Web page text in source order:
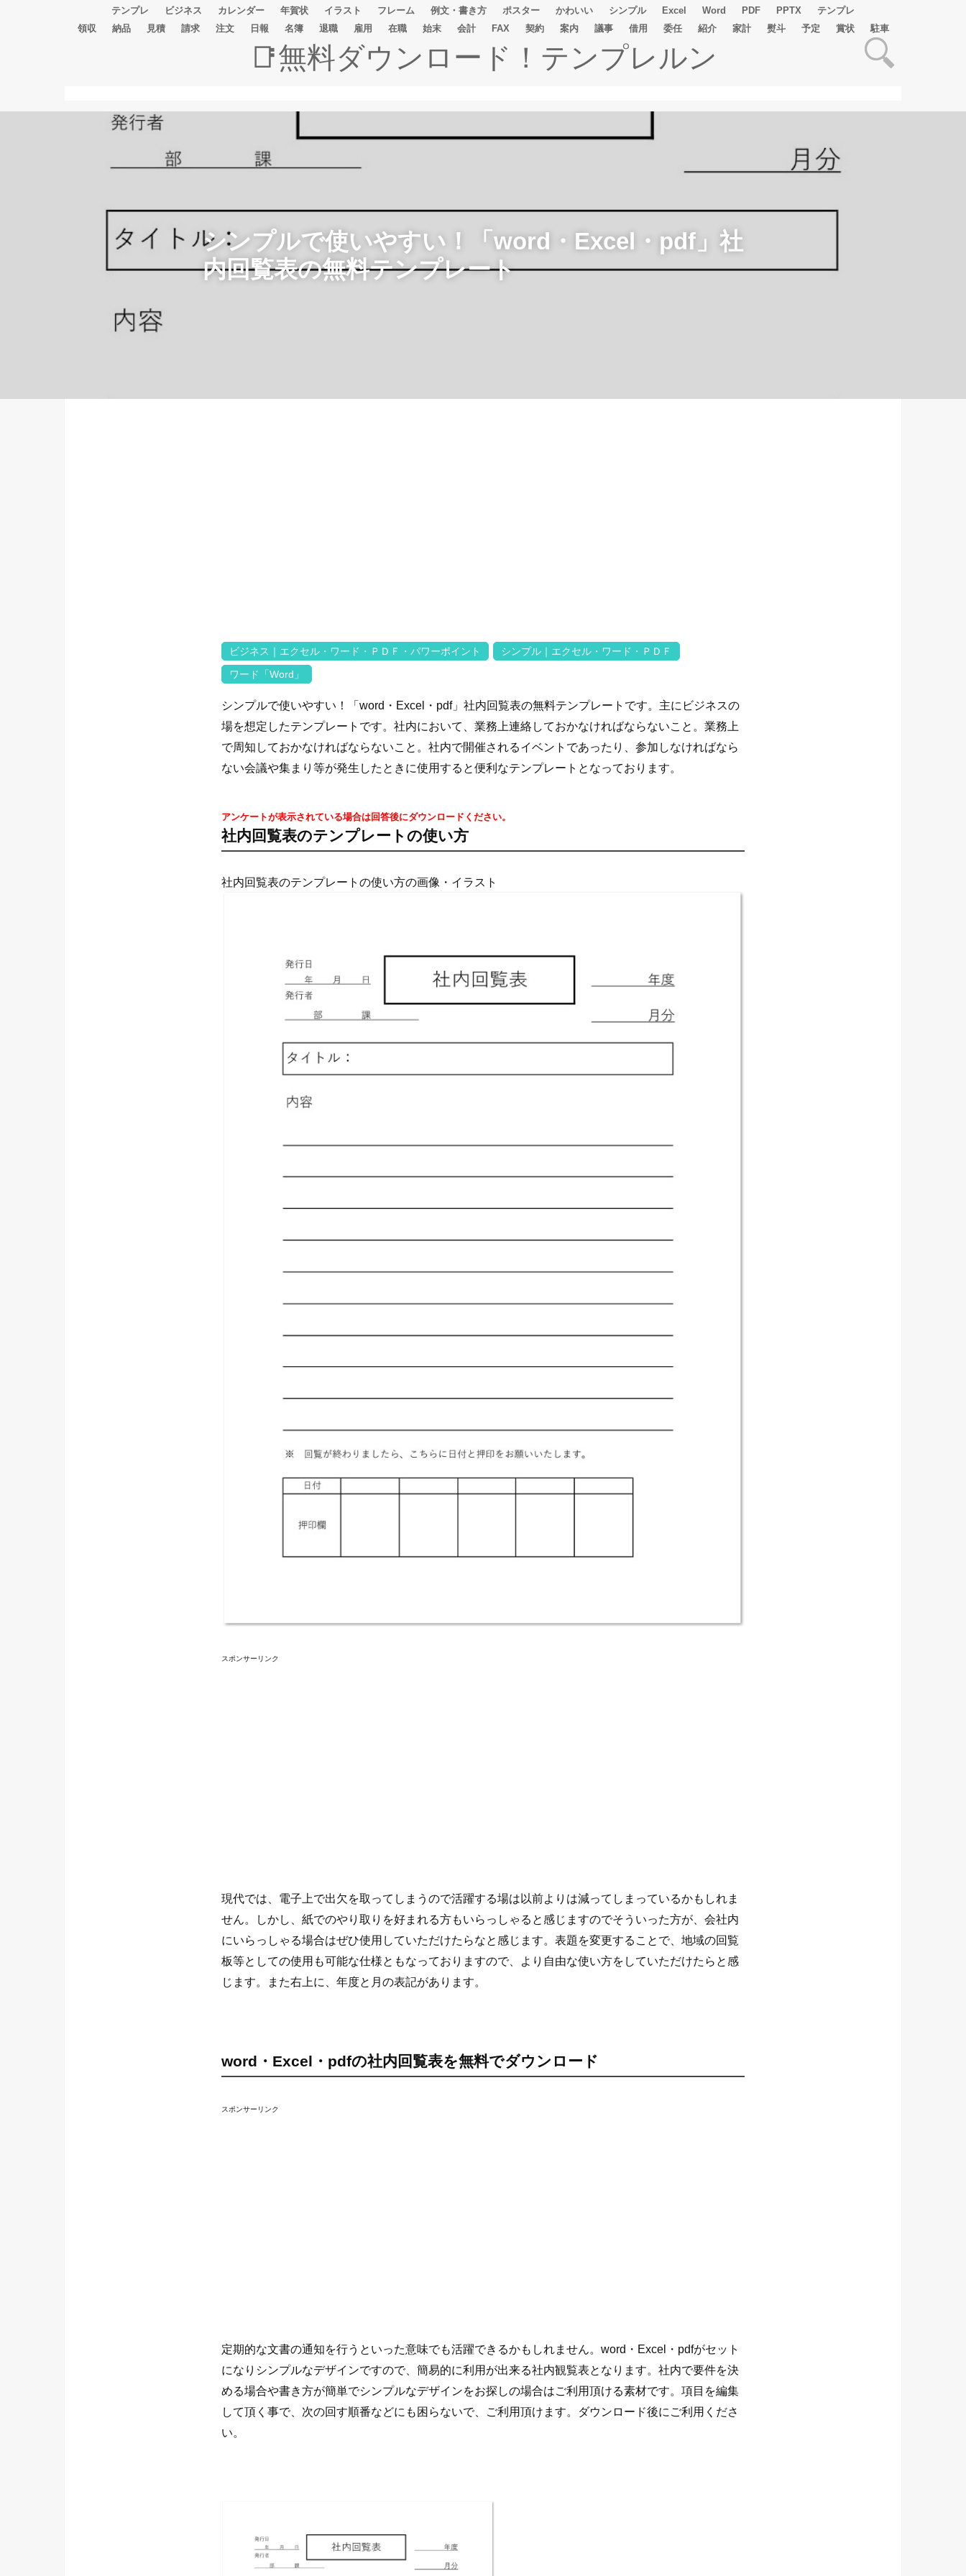
テンプレ ビジネス カレンダー 年賀状 イラスト フレーム 例文・書き方 ポスター かわいい シンプル Excel Word PDF PPTX
テンプレ
領収
納品 見積 請求 注文 日報 名簿 退職 雇用 在職 始末 会計 FAX 契約 案内 議事 借用 委任 紹介 家計 熨斗 予定 賞状 駐車
📑無料ダウンロード！テンプレルン
シンプルで使いやすい！「word・Excel・pdf」社
内回覧表の無料テンプレート
ビジネス｜エクセル・ワード・ＰＤＦ・パワーポイント
シンプル｜エクセル・ワード・ＰＤＦ
ワード「Word」
シンプルで使いやすい！「word・Excel・pdf」社内回覧表の無料テンプレートです。主にビジネスの
場を想定したテンプレートです。社内において、業務上連絡しておかなければならないこと。業務上
で周知しておかなければならないこと。社内で開催されるイベントであったり、参加しなければなら
ない会議や集まり等が発生したときに使用すると便利なテンプレートとなっております。
アンケートが表示されている場合は回答後にダウンロードください。
社内回覧表のテンプレートの使い方
社内回覧表のテンプレートの使い方の画像・イラスト
スポンサーリンク
現代では、電子上で出欠を取ってしまうので活躍する場は以前よりは減ってしまっているかもしれま
せん。しかし、紙でのやり取りを好まれる方もいらっしゃると感じますのでそういった方が、会社内
にいらっしゃる場合はぜひ使用していただけたらなと感じます。表題を変更することで、地域の回覧
板等としての使用も可能な仕様ともなっておりますので、より自由な使い方をしていただけたらと感
じます。また右上に、年度と月の表記があります。
word・Excel・pdfの社内回覧表を無料でダウンロード
スポンサーリンク
定期的な文書の通知を行うといった意味でも活躍できるかもしれません。word・Excel・pdfがセット
になりシンプルなデザインですので、簡易的に利用が出来る社内観覧表となります。社内で要件を決
める場合や書き方が簡単でシンプルなデザインをお探しの場合はご利用頂ける素材です。項目を編集
して頂く事で、次の回す順番などにも困らないで、ご利用頂けます。ダウンロード後にご利用くださ
い。